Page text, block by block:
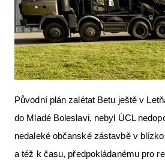
Původní plán zalétat Betu ještě v
do Mladé Boleslavi, nebyl ÚCL
nedaleké občanské zástavbě v
a též k času, předpokládanému pro